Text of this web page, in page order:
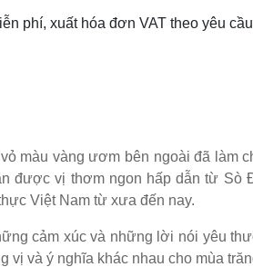
phí, xuất hóa đơn VAT theo yêu
màu vàng ươm bên ngoài đã làm
được vị thơm ngon hấp dẫn từ Sò
Việt Nam từ xưa đến nay.
cảm xúc và những lời nói yêu
và ý nghĩa khác nhau cho mùa